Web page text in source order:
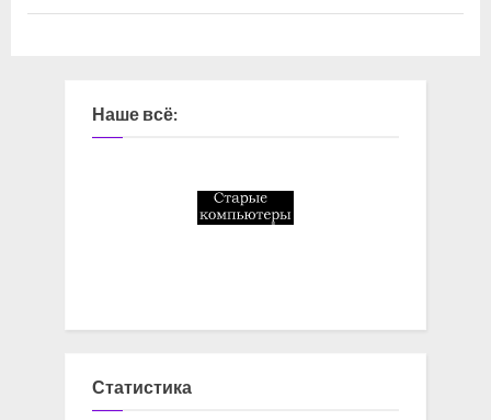
Наше всё:
Статистика